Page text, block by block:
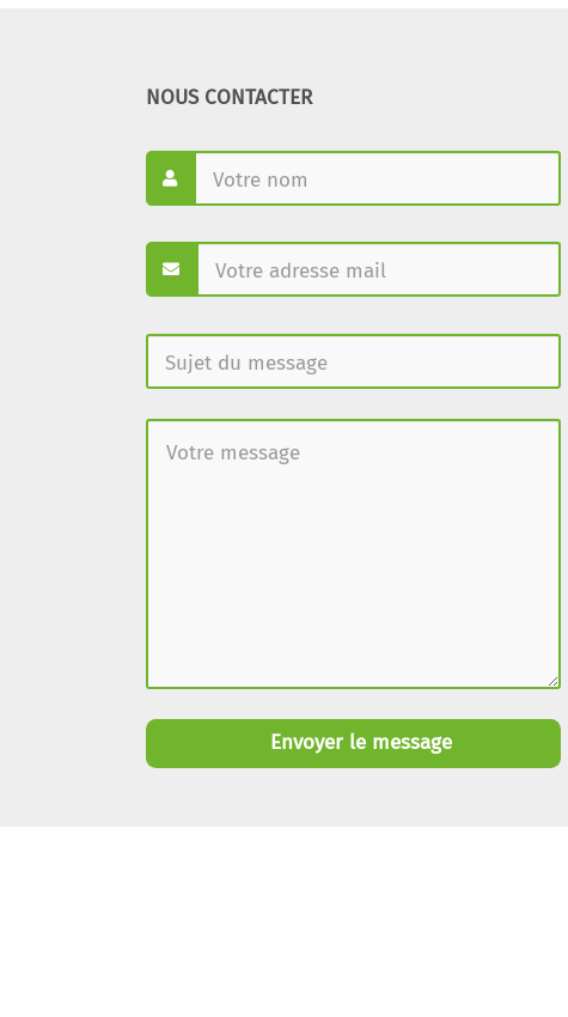
NOUS CONTACTER
Envoyer le message